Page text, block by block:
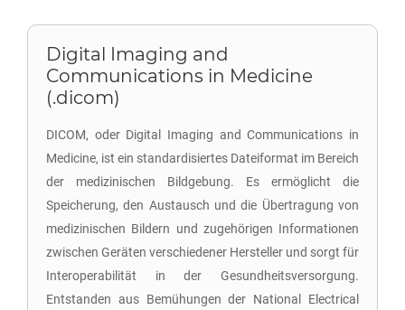
Digital Imaging and
Communications in Medicine
(.dicom)
DICOM, oder Digital Imaging and Communications in
Medicine, ist ein standardisiertes Dateiformat im Bereich
der medizinischen Bildgebung. Es ermöglicht die
Speicherung, den Austausch und die Übertragung von
medizinischen Bildern und zugehörigen Informationen
zwischen Geräten verschiedener Hersteller und sorgt für
Interoperabilität in der Gesundheitsversorgung.
Entstanden aus Bemühungen der National Electrical